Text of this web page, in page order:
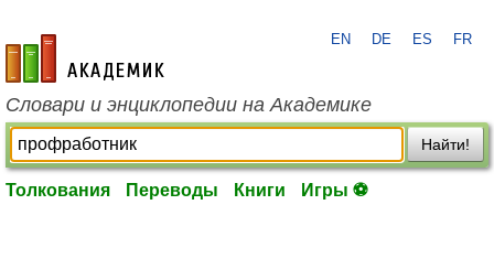
academic.ru
EN DE ES FR
Словари и энциклопедии на Академике
Найти!
Толкования Переводы Книги Игры ⚽